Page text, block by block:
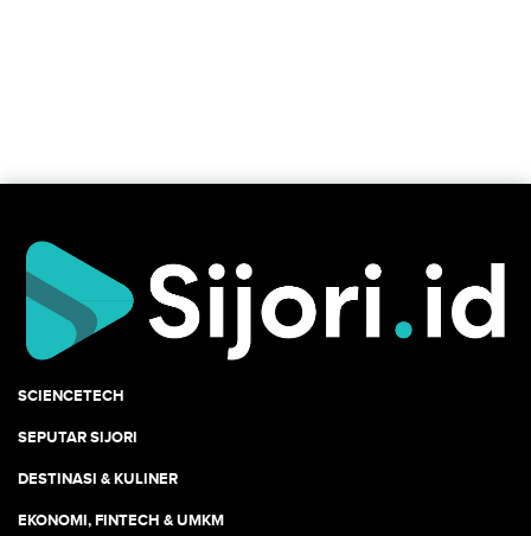
SCIENCETECH
SEPUTAR SIJORI
DESTINASI & KULINER
EKONOMI, FINTECH & UMKM